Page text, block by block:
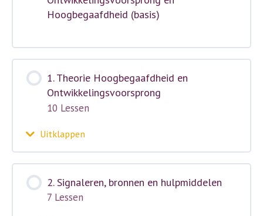
Hoogbegaafdheid (basis)
1. Theorie Hoogbegaafdheid en
Ontwikkelingsvoorsprong
10 Lessen
Uitklappen
1.
Theorie
Hoogbegaafdheid
Ontwikkelingsvoorsprong
2. Signaleren, bronnen en hulpmiddelen
7 Lessen